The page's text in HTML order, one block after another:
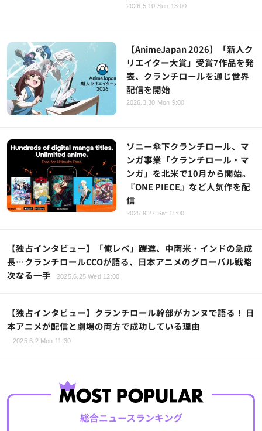
2026.5.10 Sun 13:00
【AnimeJapan 2026】「新人ク
リエイター大賞」受賞7作品を発
表、クランチロールを通じ世界
配信を開始
2026.3.30 Mon 9:00
ソニー傘下クランチロール、マ
ンガ事業「クランチロール・マ
ンガ」を北米で10月から開始。
『ONE PIECE』など人気作を配
信
2025.9.27 Sat 11:00
【独占インタビュー】「俺レベ」躍進、中南米・インドの急成
長…クランチロールCCOが語る、日本アニメのグローバル戦略
次なる一手
2025.6.25 Wed 12:00
【独占インタビュー】クランチロール幹部がカンヌで語る！ 日
本アニメが配信と劇場の両方で成功している理由
2025.6.2 Mon 11:30
総合ニュースランキング